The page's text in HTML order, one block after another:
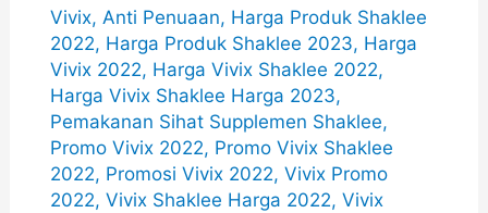
Vivix, Anti Penuaan, Harga Produk Shaklee
2022, Harga Produk Shaklee 2023, Harga
Vivix 2022, Harga Vivix Shaklee 2022,
Harga Vivix Shaklee Harga 2023,
Pemakanan Sihat Supplemen Shaklee,
Promo Vivix 2022, Promo Vivix Shaklee
2022, Promosi Vivix 2022, Vivix Promo
2022, Vivix Shaklee Harga 2022, Vivix